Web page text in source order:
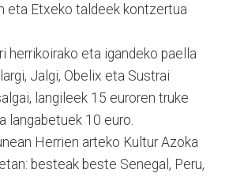
eta Etxeko taldeek kontzertua
herrikoirako eta igandeko paella
Jalgi, Obelix eta Sustrai
langileek 15 euroren truke
langabetuek 10 euro.
Herrien arteko Kultur Azoka
besteak beste Senegal, Peru,